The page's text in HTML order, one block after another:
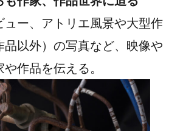
ー、アトリエ風景や大型作
品以外）の写真など、映像や
作品を伝える。